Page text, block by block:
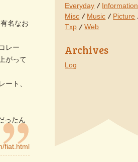
名なお
レー
がって
ート、
ったん
Everyday
Information
Misc
Music
Picture
Txp
Web
Archives
Log